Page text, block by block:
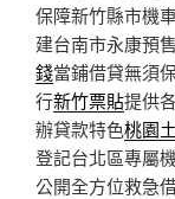
保障新竹縣市機
建台南市永康預
錢當鋪借貸無須
行新竹票貼提供
辦貸款特色桃園
登記台北區專屬
公開全方位救急